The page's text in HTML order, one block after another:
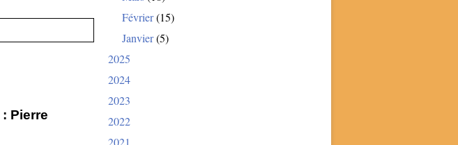
: Pierre
Février(15)
Janvier(5)
2025
2024
2023
2022
2021